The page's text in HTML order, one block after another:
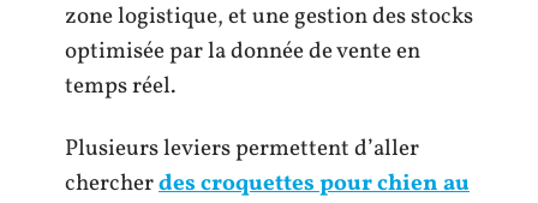
zone logistique, et une gestion des stocks
optimisée par la donnée de vente en
temps réel.
Plusieurs leviers permettent d’aller
chercherdes croquettes pour chien au